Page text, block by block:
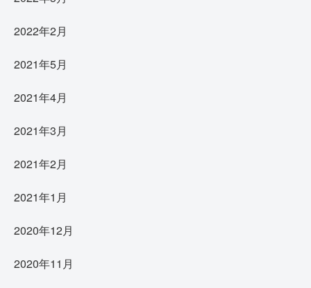
2022年2月
2021年5月
2021年4月
2021年3月
2021年2月
2021年1月
2020年12月
2020年11月